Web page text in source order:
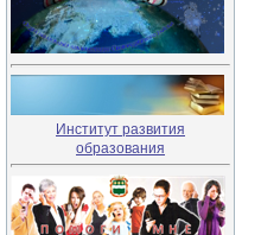
Институт развития
образования